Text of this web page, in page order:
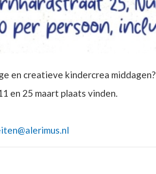
en creatieve kindercrea middagen?
en 25 maart plaats vinden.